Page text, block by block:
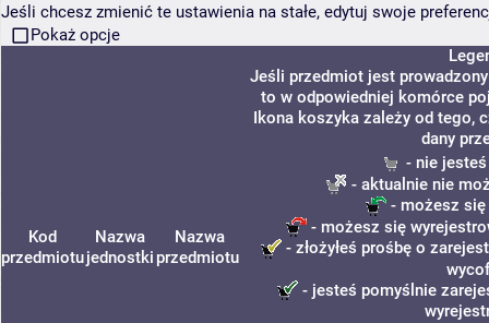
Jeśli chcesz zmienić te ustawienia na stałe, edytuj swoje
Pokaż opcje
Kod
przedmiotu
Nazwa
jednostki
Nazwa
przedmiotu
Jeśli przedmiot jest
to w odpowiedniej komórce
Ikona koszyka zależy od tego,
dany
- nie
- aktualnie nie
- możesz
- możesz się
- złożyłeś prośbę o
- jesteś pomyślnie